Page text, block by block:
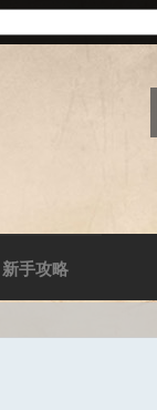
新手攻略